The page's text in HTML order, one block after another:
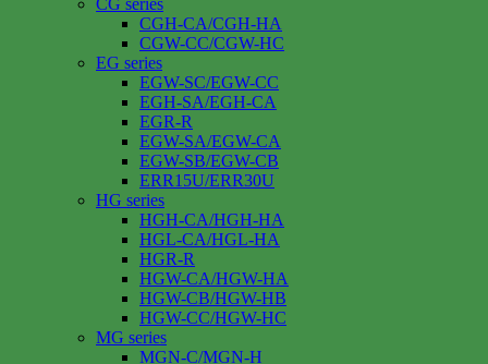
CGH-CA/CGH-HA
CGW-CC/CGW-HC
EG series
EGW-SC/EGW-CC
EGH-SA/EGH-CA
EGR-R
EGW-SA/EGW-CA
EGW-SB/EGW-CB
ERR15U/ERR30U
HG series
HGH-CA/HGH-HA
HGL-CA/HGL-HA
HGR-R
HGW-CA/HGW-HA
HGW-CB/HGW-HB
HGW-CC/HGW-HC
MG series
MGN-C/MGN-H